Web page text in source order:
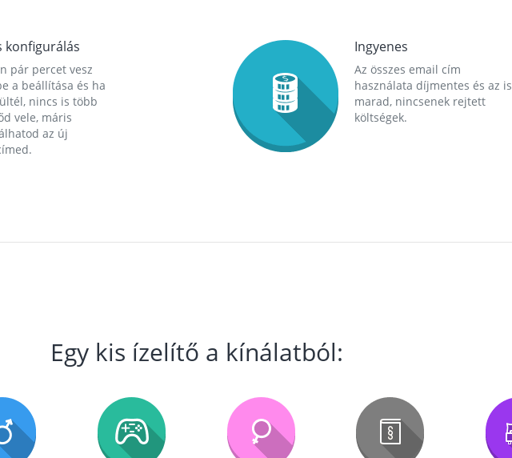
konfigurálás
pár percet vesz
a beállítása és ha
nincs is több
vele, máris
az új
Ingyenes
Az összes email cím
használata díjmentes és az is
marad, nincsenek rejtett
költségek.
Egy kis ízelítő a kínálatból: